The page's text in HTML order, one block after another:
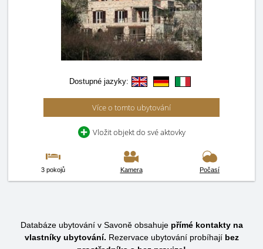
Dostupné jazyky:
Více o tomto ubytování
Vložit objekt do své aktovky
3 pokojů Kamera Počasí
Databáze ubytování v Savoně obsahuje přímé kontakty na
vlastníky ubytování. Rezervace ubytování probíhají bez